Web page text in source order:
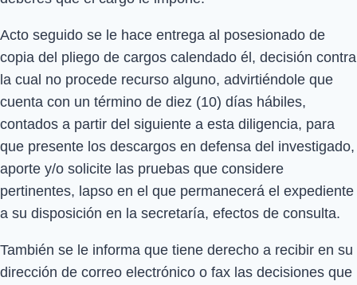
Acto seguido se le hace entrega al posesionado de
copia del pliego de cargos calendado él, decisión contra
la cual no procede recurso alguno, advirtiéndole que
cuenta con un término de diez (10) días hábiles,
contados a partir del siguiente a esta diligencia, para
que presente los descargos en defensa del investigado,
aporte y/o solicite las pruebas que considere
pertinentes, lapso en el que permanecerá el expediente
a su disposición en la secretaría, efectos de consulta.
También se le informa que tiene derecho a recibir en su
dirección de correo electrónico o fax las decisiones que